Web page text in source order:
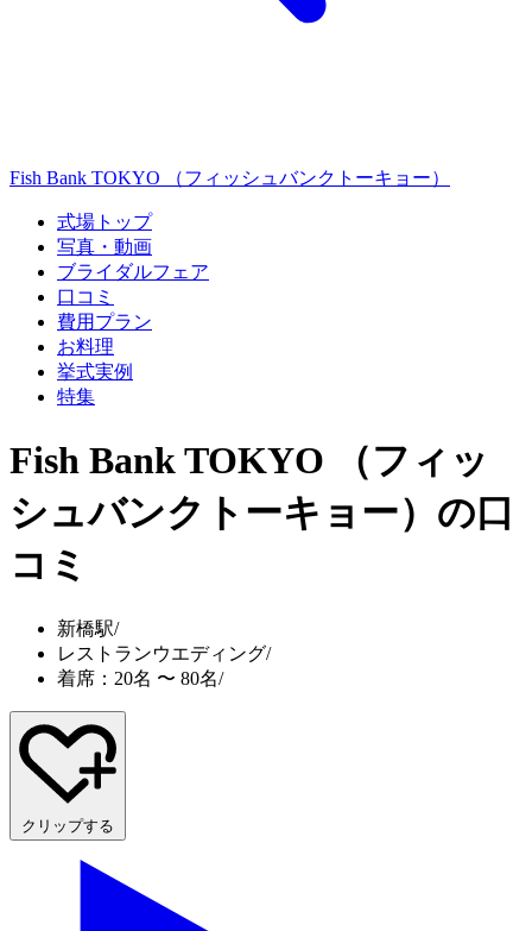
Fish Bank TOKYO （フィッシュバンクトーキョー）
式場トップ
写真・動画
ブライダルフェア
口コミ
費用プラン
お料理
挙式実例
特集
Fish Bank TOKYO （フィッ
シュバンクトーキョー） の口
コミ
新橋駅/
レストランウエディング/
着席：20名 〜 80名/
クリップする